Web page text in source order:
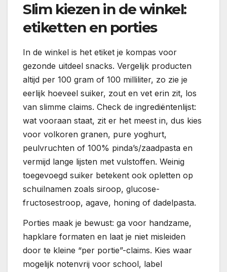
Slim kiezen in de winkel:
etiketten en porties
In de winkel is het etiket je kompas voor
gezonde uitdeel snacks. Vergelijk producten
altijd per 100 gram of 100 milliliter, zo zie je
eerlijk hoeveel suiker, zout en vet erin zit, los
van slimme claims. Check de ingrediëntenlijst:
wat vooraan staat, zit er het meest in, dus kies
voor volkoren granen, pure yoghurt,
peulvruchten of 100% pinda’s/zaadpasta en
vermijd lange lijsten met vulstoffen. Weinig
toegevoegd suiker betekent ook opletten op
schuilnamen zoals siroop, glucose-
fructosestroop, agave, honing of dadelpasta.
Porties maak je bewust: ga voor handzame,
hapklare formaten en laat je niet misleiden
door te kleine “per portie”-claims. Kies waar
mogelijk notenvrij voor school, label